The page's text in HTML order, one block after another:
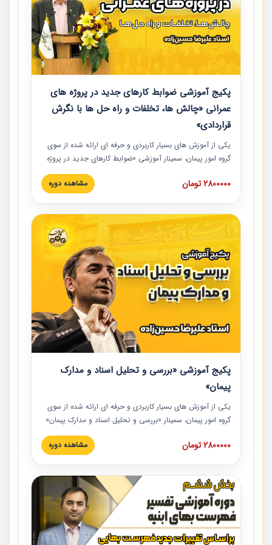
پکیج آموزشی ضوابط کارهای جدید در پروژه های
عمرانی «چالش ها، تخلفات و راه حل ها با نگرش
قراردادی»
یکی از آموزش‏‏‏‏‏‏ های بسیار کاربردی و حرفه‏ ای ارائه شده از سوی
گروه امور پیمان، سمینار آموزشی «ضوابط کارهای جدید در پروژه
های عمرانی» چالش ها، تخلفات و راه حل ها با نگرش قراردادی
است که در محل سندیکای شرکت های ساختمانی کشور ارائه شد.
مدارک پیمان به همراه تجربیات عملی ارائه شده است.
2800000 تومان مشاهده دوره
پکیج آموزشی «بررسی و تحلیل اسناد و مدارک
پیمان»
یکی از آموزش‏‏‏‏‏‏ های بسیار کاربردی و حرفه‏ ای ارائه شده از سوی
گروه امور پیمان، سمینار «بررسی و تحلیل اسناد و مدارک پیمان»
است که در دانشگاه صنعتی شریف ارائه شد. در این آموزش
نکات کلیدی مربوط به اسناد و مدارک پیمان، اولویت بندی اسناد
پیمان به همراه تجربیات عملی در این خصوص ارائه شده است.
2800000 تومان مشاهده دوره